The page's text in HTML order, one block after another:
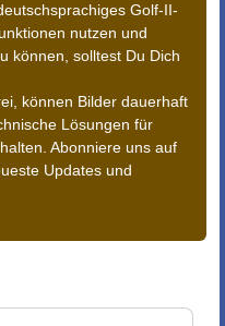
Golf-II-
nutzen und
können, solltest Du Dich
können Bilder dauerhaft
Lösungen für
Abonniere uns auf
Updates und